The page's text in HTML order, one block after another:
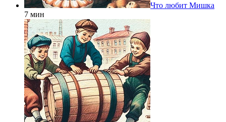
Что любит Мишка
7 мин